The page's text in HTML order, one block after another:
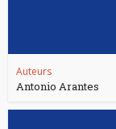
Auteurs
Antonio Arantes